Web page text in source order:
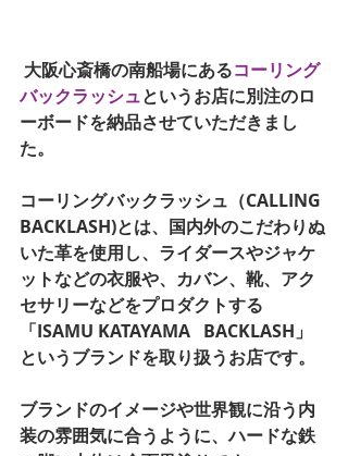
大阪心斎橋の南船場にあるコーリング
バックラッシュというお店に別注のロ
ーボードを納品させていただきまし
た。
コーリングバックラッシュ（CALLING
BACKLASH)とは、国内外のこだわりぬ
いた革を使用し、ライダースやジャケ
ットなどの衣服や、カバン、靴、アク
セサリーなどをプロダクトする
「ISAMU KATAYAMA   BACKLASH」
というブランドを取り扱うお店です。
ブランドのイメージや世界観に沿う内
装の雰囲気に合うように、ハードな鉄